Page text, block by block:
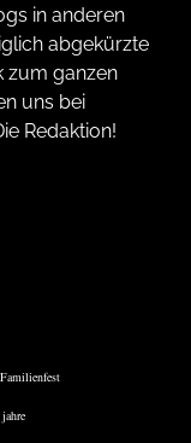
in anderen
abgekürzte
zum ganzen
uns bei
Redaktion!